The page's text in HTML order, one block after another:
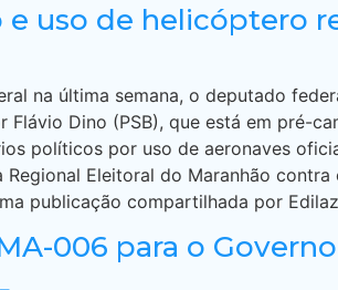
uso de helicóptero
na última semana, o deputado
Dino (PSB), que está em pré-
políticos por uso de aeronaves
Eleitoral do Maranhão
publicação compartilhada por
006 para o